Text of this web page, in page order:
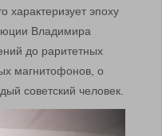
характеризует эпоху
Владимира
до раритетных
магнитофонов, о
советский человек.